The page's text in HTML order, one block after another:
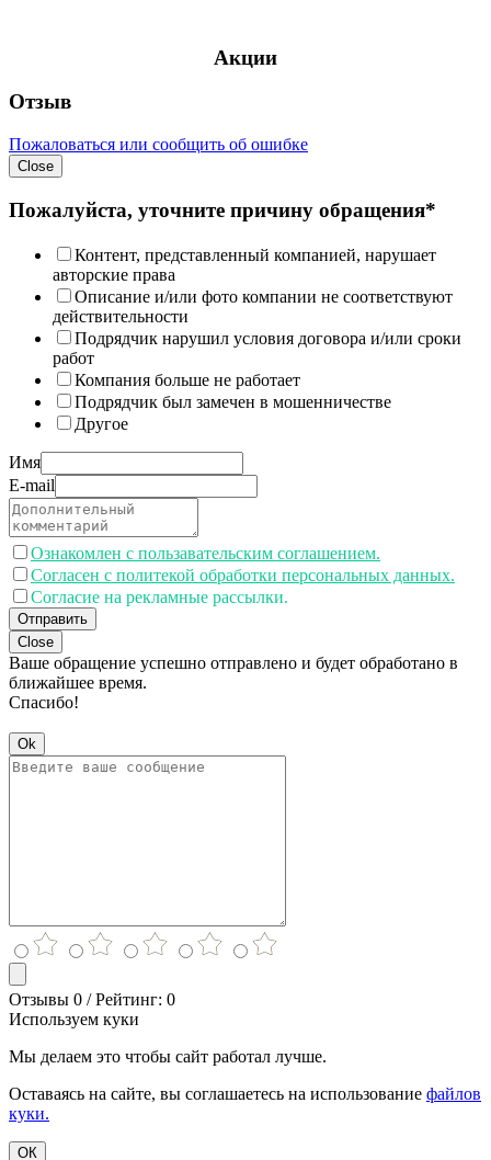
Акции
Отзыв
Пожаловаться или сообщить об ошибке
Close
Пожалуйста, уточните причину обращения*
Контент, представленный компанией, нарушает
авторские права
Описание и/или фото компании не соответствуют
действительности
Подрядчик нарушил условия договора и/или сроки
работ
Компания больше не работает
Подрядчик был замечен в мошенничестве
Другое
Имя
E-mail
Ознакомлен с пользавательским соглашением.
Согласен с политекой обработки персональных данных.
Согласие на рекламные рассылки.
Отправить
Close
Ваше обращение успешно отправлено и будет обработано в
ближайшее время.
Спасибо!
Ok
Отзывы 0 / Рейтинг: 0
Используем куки
Мы делаем это чтобы сайт работал лучше.
Оставаясь на сайте, вы соглашаетесь на использование файлов
куки.
ОК